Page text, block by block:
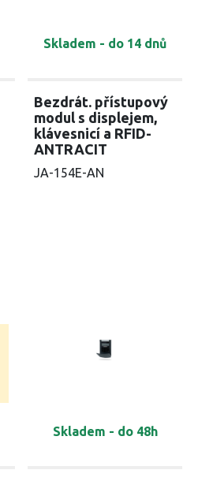
Skladem - do 14 dnů
Bezdrát. přístupový
modul s displejem,
klávesnicí a RFID-
ANTRACIT
JA-154E-AN
Skladem - do 48h